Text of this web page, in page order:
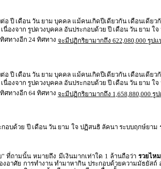
อ ปี เดือน วัน ยาม บุคคล แม้คนเกิดปีเดียวกัน เดือนเดี
องจาก รูปดวงบุคคล อันประกอบด้วย ปี เดือน วัน ยาม
ศทางอีก 24 ทิศทาง จะมีปฏิกริยามากถึง 622,080,000 รูปแ
อ ปี เดือน วัน ยาม บุคคล แม้คนเกิดปีเดียวกัน เดือนเดี
องจาก รูปดวงบุคคล อันประกอบด้วย ปี เดือน วัน ยาม
ศทางอีก 64 ทิศทาง จะมีปฏิกริยามากถึง 1,658,880,000 รู
บด้วย ปี เดือน วัน ยาม ใจ ปฏิสนธิ ลัคนา ระบบฤกษ์ย
" ที่ถามนั้น หมายถึง มีเงินมากเท่าใด 1 ล้านถือว่ารวยไห
าศัย การทำงาน ทำมาหากิน ประกอบด้วยความมัธยัส